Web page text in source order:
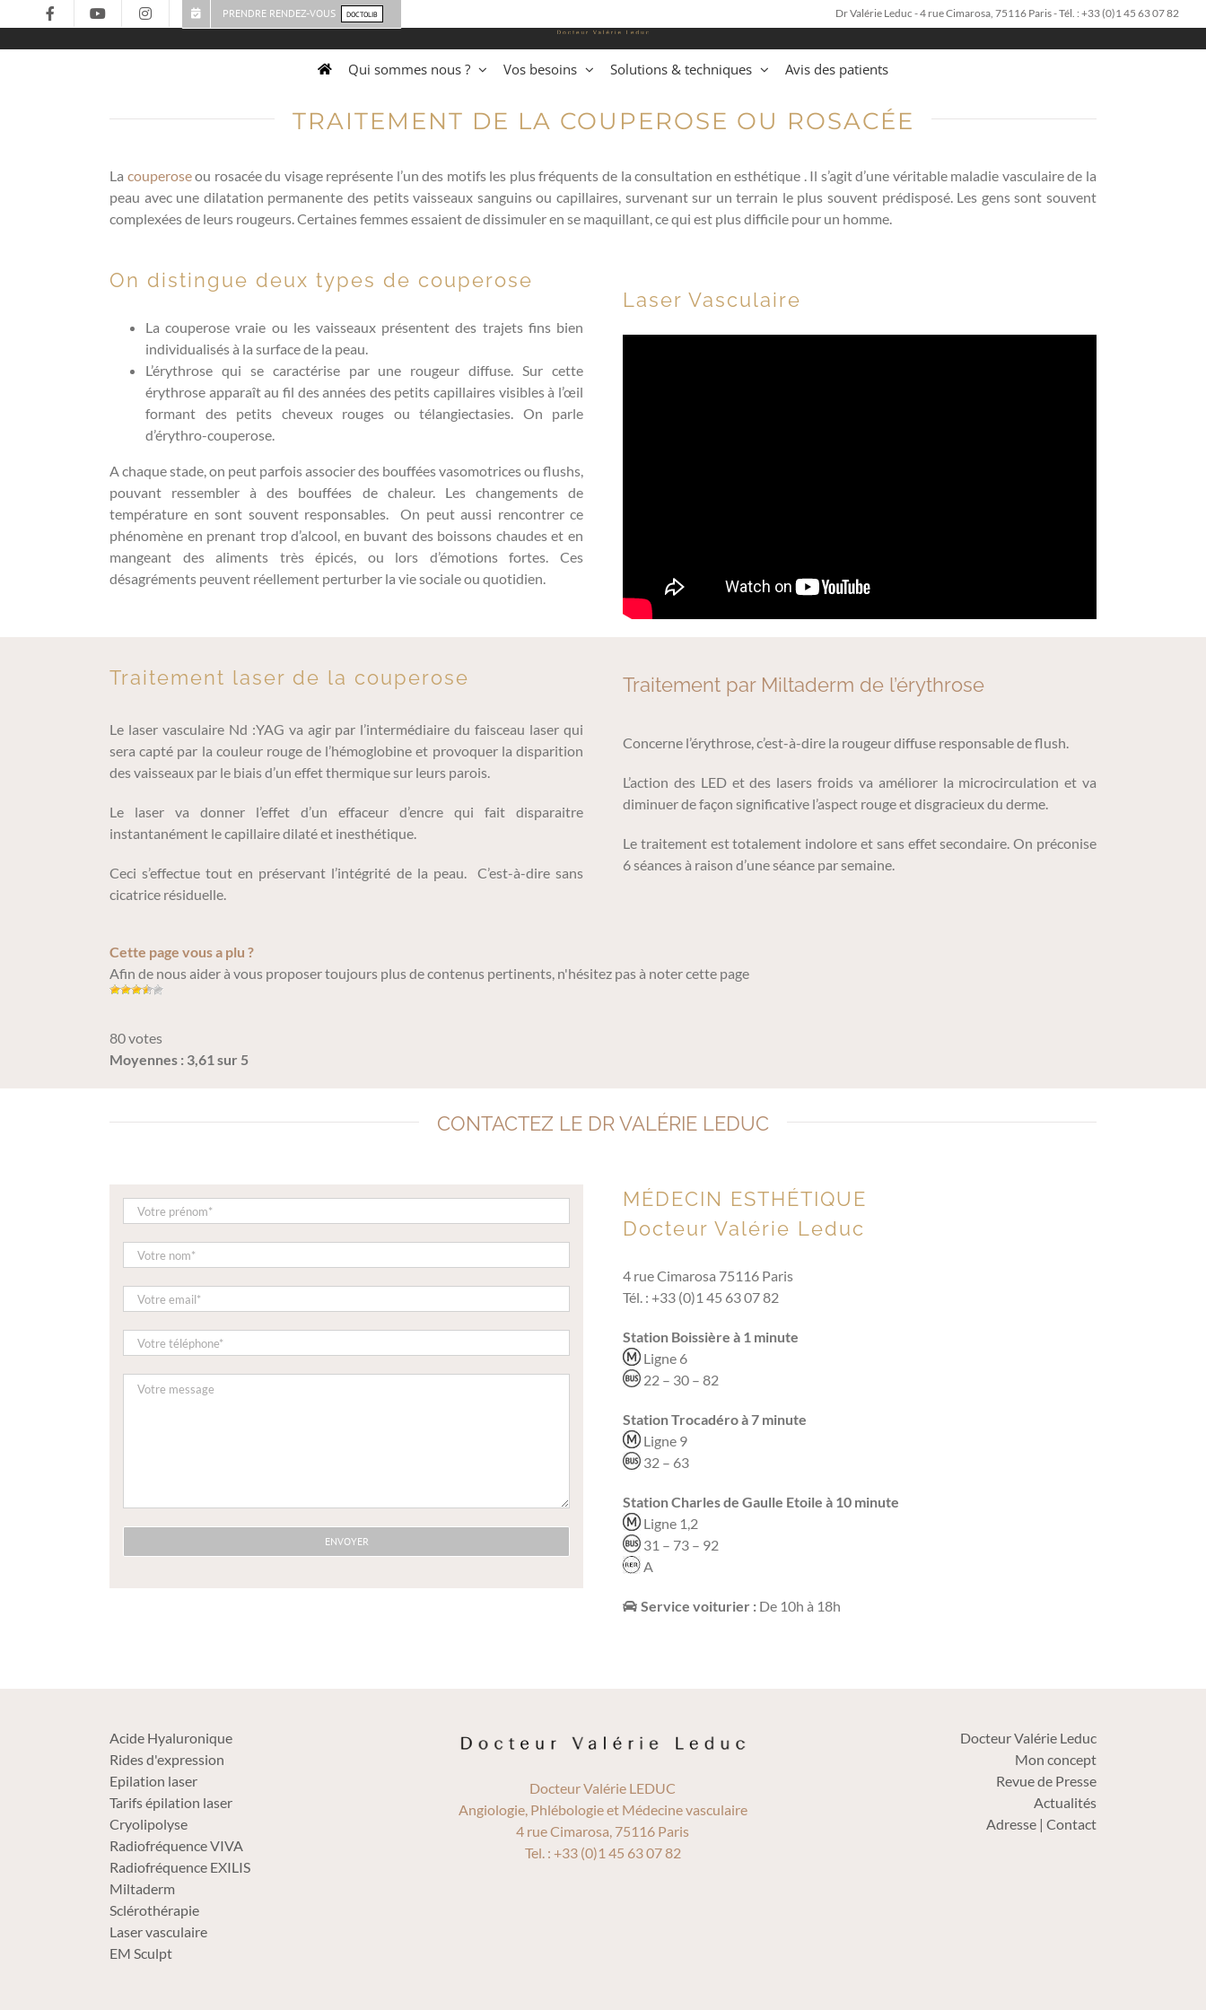
au
contenu
PRENDRE RENDEZ-VOUS DOCTOLIB Dr Valérie Leduc - 4 rue Cimarosa, 75116 Paris - Tél. : +33 (0)1 45 63 07 82
Qui sommes nous ? Vos besoins Solutions & techniques Avis des patients
TRAITEMENT DE LA COUPEROSE OU ROSACÉE
La couperoseou rosacée du visage représente l’un des motifs les plus fréquents de la consultation en esthétique . Il s’agit d’une véritable maladie vasculaire de la
peau avec une dilatation permanente des petits vaisseaux sanguins ou capillaires, survenant sur un terrain le plus souvent prédisposé. Les gens sont souvent
complexées de leurs rougeurs. Certaines femmes essaient de dissimuler en se maquillant, ce qui est plus difficile pour un homme.
On distingue deux types de couperose
La couperose vraie ou les vaisseaux présentent des trajets fins bien
individualisés à la surface de la peau.
L’érythrose qui se caractérise par une rougeur diffuse. Sur cette
érythrose apparaît au fil des années des petits capillaires visibles à l’œil
formant des petits cheveux rouges ou télangiectasies. On parle
d’érythro-couperose.
A chaque stade, on peut parfois associer des bouffées vasomotrices ou flushs,
pouvant ressembler à des bouffées de chaleur. Les changements de
température en sont souvent responsables. On peut aussi rencontrer ce
phénomène en prenant trop d’alcool, en buvant des boissons chaudes et en
mangeant des aliments très épicés, ou lors d’émotions fortes. Ces
désagréments peuvent réellement perturber la vie sociale ou quotidien.
Laser Vasculaire
Traitement laser de la couperose
Le laser vasculaire Nd :YAG va agir par l’intermédiaire du faisceau laser qui
sera capté par la couleur rouge de l’hémoglobine et provoquer la disparition
des vaisseaux par le biais d’un effet thermique sur leurs parois.
Le laser va donner l’effet d’un effaceur d’encre qui fait disparaitre
instantanément le capillaire dilaté et inesthétique.
Ceci s’effectue tout en préservant l’intégrité de la peau. C’est-à-dire sans
cicatrice résiduelle.
Traitement par Miltaderm de l’érythrose
Concerne l’érythrose, c’est-à-dire la rougeur diffuse responsable de flush.
L’action des LED et des lasers froids va améliorer la microcirculation et va
diminuer de façon significative l’aspect rouge et disgracieux du derme.
Le traitement est totalement indolore et sans effet secondaire. On préconise
6 séances à raison d’une séance par semaine.
Cette page vous a plu ?
Afin de nous aider à vous proposer toujours plus de contenus pertinents, n'hésitez pas à noter cette page
80 votes
Moyennes : 3,61 sur 5
CONTACTEZ LE DR VALÉRIE LEDUC
MÉDECIN ESTHÉTIQUE
Docteur Valérie Leduc
4 rueCimarosa 75116 Paris
Tél. : +33 (0)1 45 63 07 82
Station Boissière à 1 minute
Ligne 6
22 – 30 – 82
Station Trocadéro à 7 minute
Ligne 9
32 – 63
Station Charles de Gaulle Etoile à 10 minute
Ligne 1,2
31 – 73 – 92
A
Service voiturier : De 10h à 18h
Acide Hyaluronique
Rides d'expression
Epilation laser
Tarifs épilation laser
Cryolipolyse
Radiofréquence VIVA
Radiofréquence EXILIS
Miltaderm
Sclérothérapie
Laser vasculaire
EM Sculpt
Docteur Valérie LEDUC
Angiologie, Phlébologie et Médecine vasculaire
4 rue Cimarosa, 75116 Paris
Tel. : +33 (0)1 45 63 07 82
Docteur Valérie Leduc
Mon concept
Revue de Presse
Actualités
Adresse | Contact